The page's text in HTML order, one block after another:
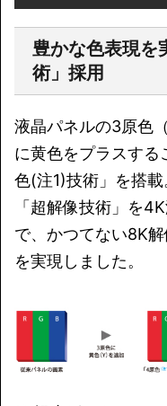
豊かな色表現を
術」採用
液晶パネルの3原色
に黄色をプラスす
色(注1)技術」を搭
「超解像技術」を
で、かつてない8K
を実現しました。